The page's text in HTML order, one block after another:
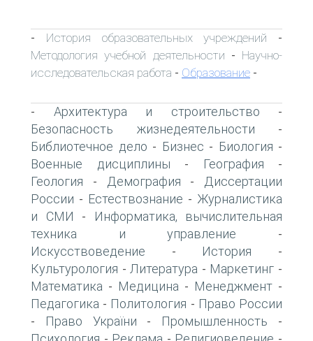
- История образовательных учреждений -
Методология учебной деятельности - Научно-
исследовательская работа - Образование -
- Архитектура и строительство -
Безопасность жизнедеятельности -
Библиотечное дело - Бизнес - Биология -
Военные дисциплины - География -
Геология - Демография -
Диссертации
России - Естествознание - Журналистика
и СМИ -
Информатика, вычислительная
техника и управление -
Искусствоведение - История -
Культурология - Литература - Маркетинг -
Математика - Медицина - Менеджмент -
Педагогика - Политология - Право России
- Право України - Промышленность -